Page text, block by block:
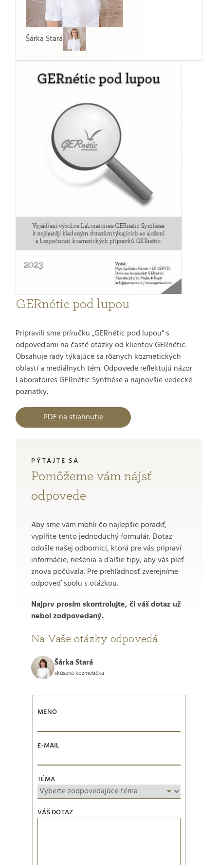
Šárka Stará
GERnétic pod lupou
Pripravili sme príručku „GERnétic pod lupou“ s
odpoveďami na časté otázky od klientov GERnétic.
Obsahuje rady týkajúce sa rôznych kozmetických
oblastí a mediálnych tém. Odpovede reflektujú názor
Laboratoires GERnétic Synthèse a najnovšie vedecké
poznatky.
PDF na stiahnutie
PÝTAJTE SA
Pomôžeme vám nájsť
odpovede
Aby sme vám mohli čo najlepšie poradiť,
vyplňte tento jednoduchý formulár. Dotaz
odošle našej odbornici, ktorá pre vás pripraví
informácie, riešenia a ďalšie tipy, aby vás pleť
znova počúvala. Pre prehľadnosť zverejníme
odpoveď spolu s otázkou.
Najprv prosím skontrolujte, či váš dotaz už
nebol zodpovedaný.
Na Vaše otázky odpovedá
Šárka Stará
skúsená kozmetička
MENO
E-MAIL
TÉMA
VÁŠ DOTAZ